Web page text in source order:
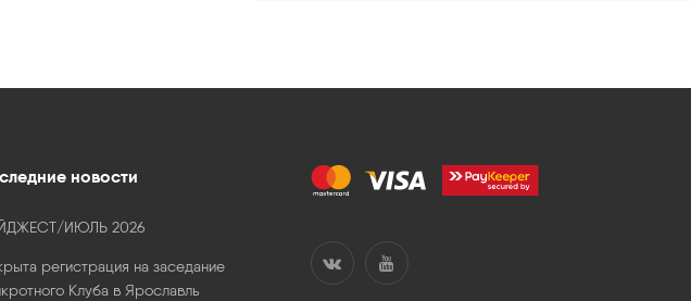
новости
ИЮЛЬ 2026
регистрация на заседание
Клуба в Ярославль